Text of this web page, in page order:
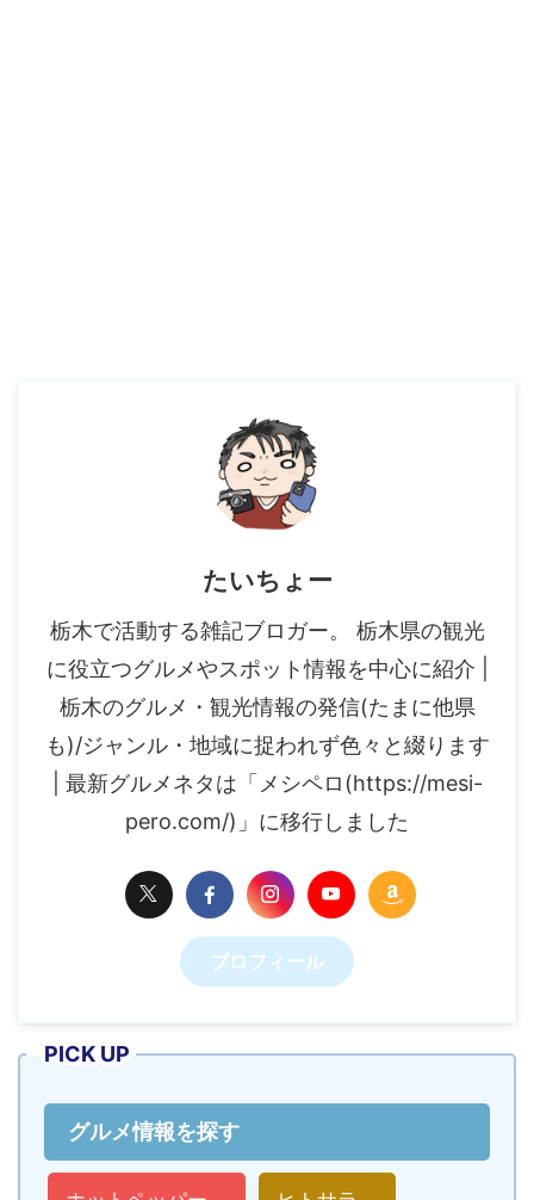
たいちょー
栃木で活動する雑記ブロガー。 栃木県の観光
に役立つグルメやスポット情報を中心に紹介 |
栃木のグルメ・観光情報の発信(たまに他県
も)/ジャンル・地域に捉われず色々と綴ります
| 最新グルメネタは「メシペロ(https://mesi-
pero.com/)」に移行しました
プロフィール
PICK UP
グルメ情報を探す